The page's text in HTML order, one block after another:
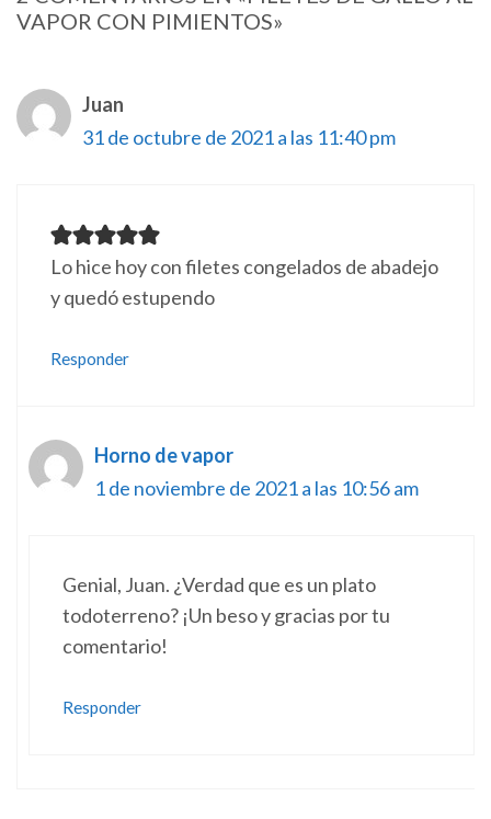
VAPOR CON PIMIENTOS»
Juan
31 de octubre de 2021 a las 11:40 pm
Lo hice hoy con filetes congelados de abadejo
y quedó estupendo
Responder
Horno de vapor
1 de noviembre de 2021 a las 10:56 am
Genial, Juan. ¿Verdad que es un plato
todoterreno? ¡Un beso y gracias por tu
comentario!
Responder